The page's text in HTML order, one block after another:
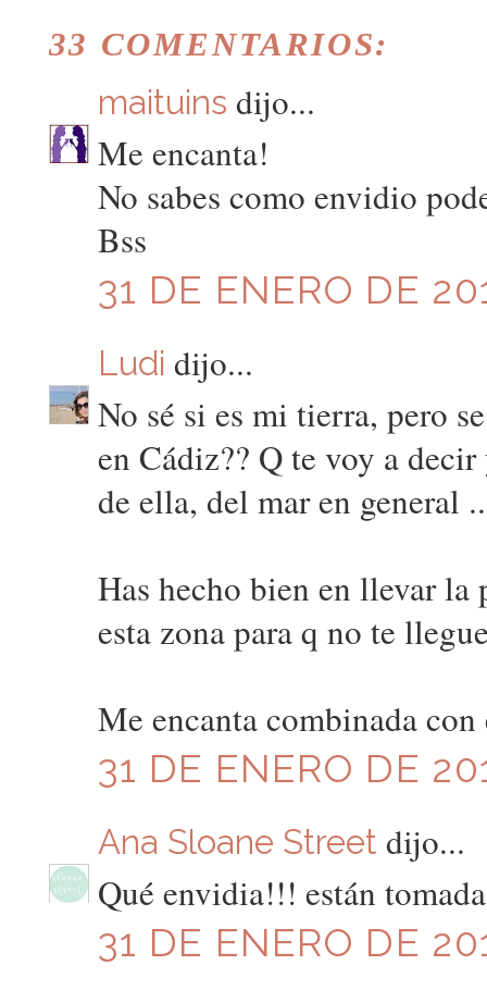
33 COMENTARIOS:
maituins dijo...
Me encanta!
No sabes como envidio
Bss
31 DE ENERO DE
Ludi dijo...
No sé si es mi tierra, pero
en Cádiz?? Q te voy a
de ella, del mar en general
Has hecho bien en llevar la
esta zona para q no te
Me encanta combinada
31 DE ENERO DE
Ana Sloane Street dijo...
Qué envidia!!! están
31 DE ENERO DE